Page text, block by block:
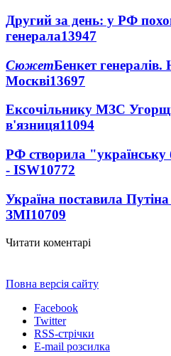
Другий за день: у РФ
генерала13947
СюжетБенкет генералів.
Москві13697
Ексочільнику МЗС
в'язниця11094
РФ створила "українську
- ISW10772
Україна поставила
ЗМІ10709
Читати коментарі
Повна версія сайту
Facebook
Twitter
RSS-стрічки
E-mail розсилка